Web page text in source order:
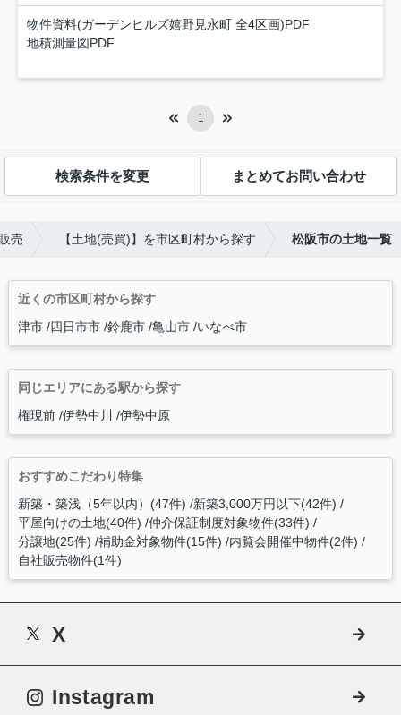
物件資料(ガーデンヒルズ嬉野見永町 全4区画)PDF
地積測量図PDF
1
検索条件を変更 まとめてお問い合わせ
売 【土地(売買)】を市区町村から探す 松阪市の土地一覧
近くの市区町村から探す
津市 四日市市 鈴鹿市 亀山市 いなべ市
同じエリアにある駅から探す
権現前 伊勢中川 伊勢中原
おすすめこだわり特集
新築・築浅（5年以内）(47件) 新築3,000万円以下(42件)
平屋向けの土地(40件) 仲介保証制度対象物件(33件)
分譲地(25件) 補助金対象物件(15件) 内覧会開催中物件(2件)
自社販売物件(1件)
X
Instagram